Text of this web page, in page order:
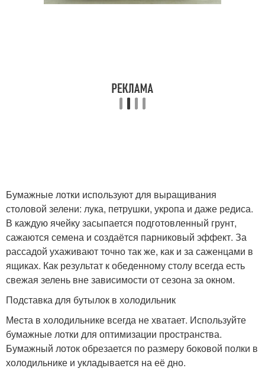
Бумажные лотки используют для выращивания
столовой зелени: лука, петрушки, укропа и даже редиса.
В каждую ячейку засыпается подготовленный грунт,
сажаются семена и создаётся парниковый эффект. За
рассадой ухаживают точно так же, как и за саженцами в
ящиках. Как результат к обеденному столу всегда есть
свежая зелень вне зависимости от сезона за окном.
Подставка для бутылок в холодильник
Места в холодильнике всегда не хватает. Используйте
бумажные лотки для оптимизации пространства.
Бумажный лоток обрезается по размеру боковой полки в
холодильнике и укладывается на её дно.